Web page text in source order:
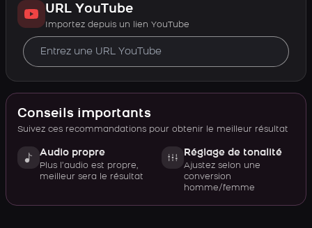
URL YouTube
Importez depuis un lien YouTube
Conseils importants
Suivez ces recommandations pour obtenir le meilleur résultat
Audio propre
Plus l’audio est propre,
meilleur sera le résultat
Réglage de tonalité
Ajustez selon une
conversion
homme/femme